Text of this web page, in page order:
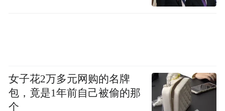
是百年老路对青岛最深情的告白。
女子花2万多元网购的名牌
包，竟是1年前自己被偷的那
个